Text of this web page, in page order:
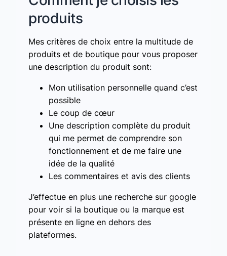
produits
Mes critères de choix entre la multitude de
produits et de boutique pour vous proposer
une description du produit sont:
Mon utilisation personnelle quand c’est
possible
Le coup de cœur
Une description complète du produit
qui me permet de comprendre son
fonctionnement et de me faire une
idée de la qualité
Les commentaires et avis des clients
J’effectue en plus une recherche sur google
pour voir si la boutique ou la marque est
présente en ligne en dehors des
plateformes.